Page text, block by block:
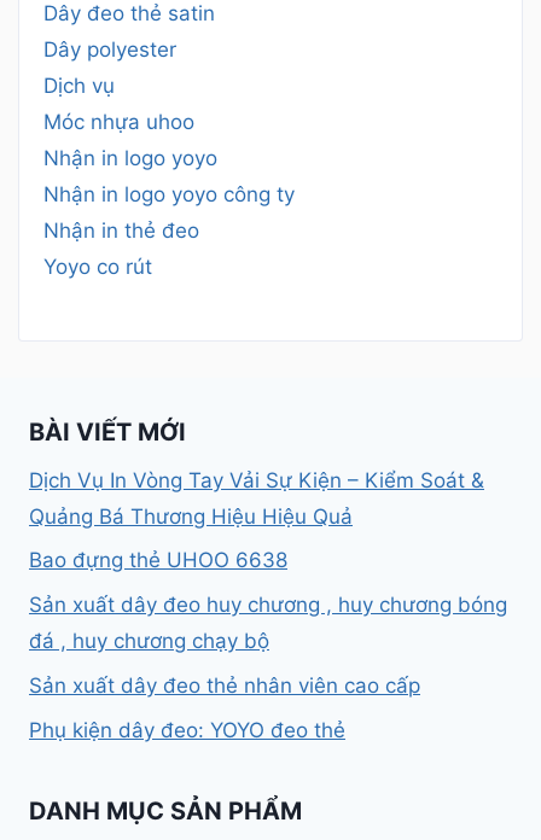
Dây đeo thẻ satin
Dây polyester
Dịch vụ
Móc nhựa uhoo
Nhận in logo yoyo
Nhận in logo yoyo công ty
Nhận in thẻ đeo
Yoyo co rút
BÀI VIẾT MỚI
Dịch Vụ In Vòng Tay Vải Sự Kiện – Kiểm Soát &
Quảng Bá Thương Hiệu Hiệu Quả
Bao đựng thẻ UHOO 6638
Sản xuất dây đeo huy chương , huy chương bóng
đá , huy chương chạy bộ
Sản xuất dây đeo thẻ nhân viên cao cấp
Phụ kiện dây đeo: YOYO đeo thẻ
DANH MỤC SẢN PHẨM